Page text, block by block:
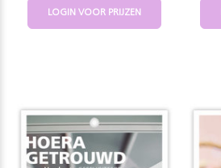
LOGIN VOOR PRIJZEN